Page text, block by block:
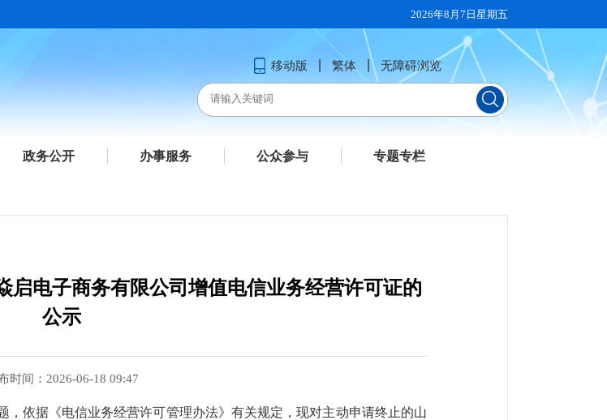
2026年8月7日星期五
移动版 繁体 无障碍浏览
政务公开 办事服务 公众参与 专题专栏
启电子商务有限公司增值电信业务经营许可证的
公示
时间：2026-06-18 09:47
，依据《电信业务经营许可管理办法》有关规定，现对主动申请终止的山